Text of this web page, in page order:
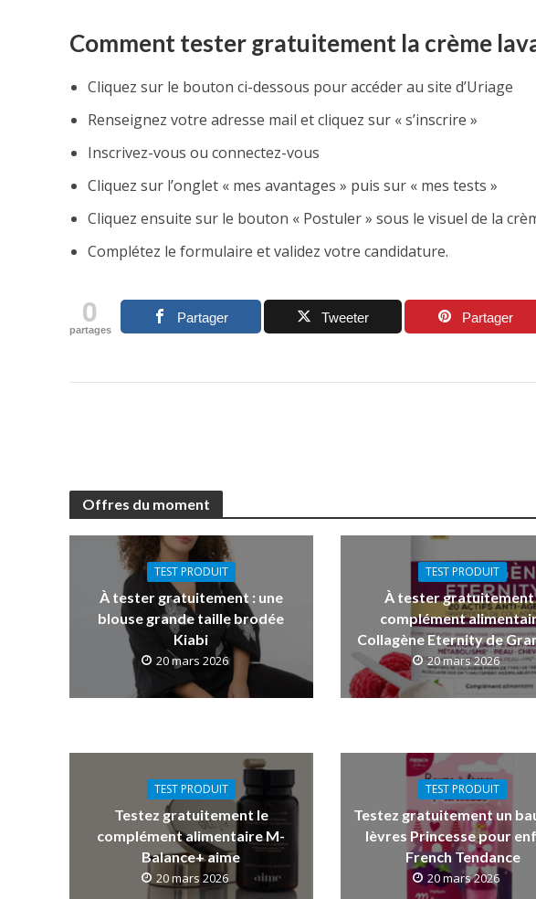
Comment tester gratuitement la crème
Cliquez sur le bouton ci-dessous pour accéder au site d’Uriage
Renseignez votre adresse mail et cliquez sur « s’inscrire »
Inscrivez-vous ou connectez-vous
Cliquez sur l’onglet « mes avantages » puis sur « mes tests »
Cliquez ensuite sur le bouton « Postuler » sous le visuel de la
Complétez le formulaire et validez votre candidature.
0
partages
Partager Tweeter Partager
Offres du moment
TEST PRODUIT
À tester gratuitement : une
blouse grande taille brodée
Kiabi
20 mars 2026
TEST PRODUIT
À tester gratuitement
complément
Collagène Eternity de
20 mars 2026
TEST PRODUIT
Testez gratuitement le
complément alimentaire M-
Balance+ aime
20 mars 2026
TEST PRODUIT
Testez gratuitement un
lèvres Princesse pour
French Tendance
20 mars 2026